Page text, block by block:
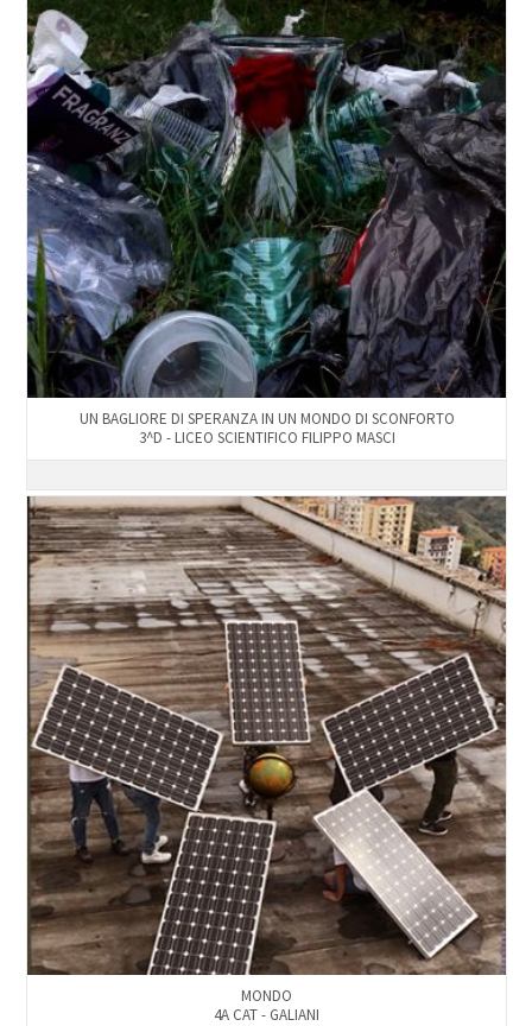
UN BAGLIORE DI SPERANZA IN UN MONDO DI SCONFORTO
3^D - LICEO SCIENTIFICO FILIPPO MASCI
MONDO
4A CAT - GALIANI